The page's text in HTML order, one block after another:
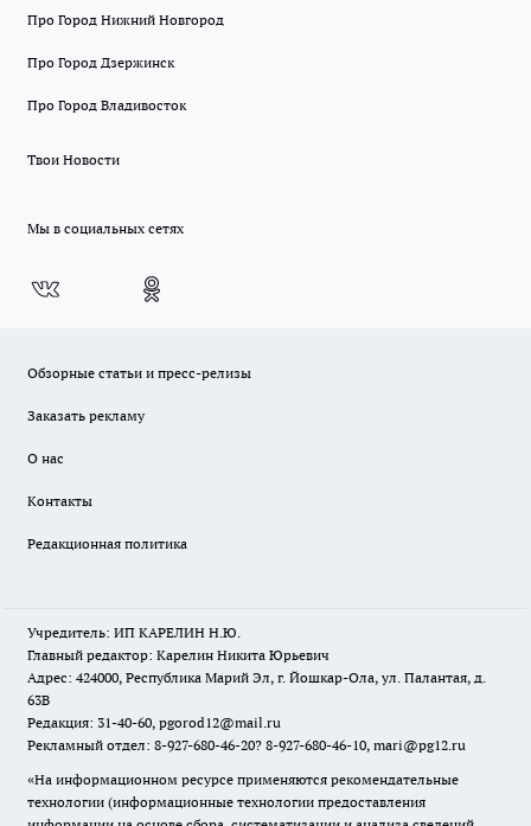
Про Город Нижний Новгород
Про Город Дзержинск
Про Город Владивосток
Твои Новости
Мы в социальных сетях
Обзорные статьи и пресс-релизы
Заказать рекламу
О нас
Контакты
Редакционная политика
Учредитель: ИП КАРЕЛИН Н.Ю.
Главный редактор: Карелин Никита Юрьевич
Адрес: 424000, Республика Марий Эл, г. Йошкар-Ола, ул. Палантая, д.
63В
Редакция: 31-40-60, pgorod12@mail.ru
Рекламный отдел: 8-927-680-46-20? 8-927-680-46-10, mari@pg12.ru
«На информационном ресурсе применяются рекомендательные
технологии (информационные технологии предоставления